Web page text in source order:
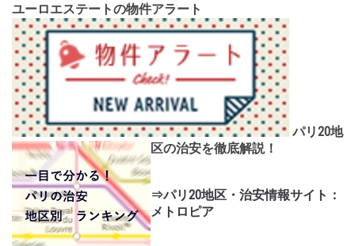
ユーロエステートの物件アラート
パリ20地
区の治安を徹底解説！
⇒パリ20地区・治安情報サイト：
メトロピア